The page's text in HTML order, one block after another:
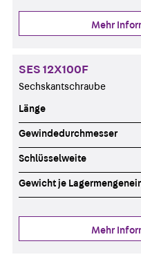
Mehr
SES 12X100F
Sechskantschraube
Länge
Gewindedurchmesser
Schlüsselweite
Gewicht je
Mehr